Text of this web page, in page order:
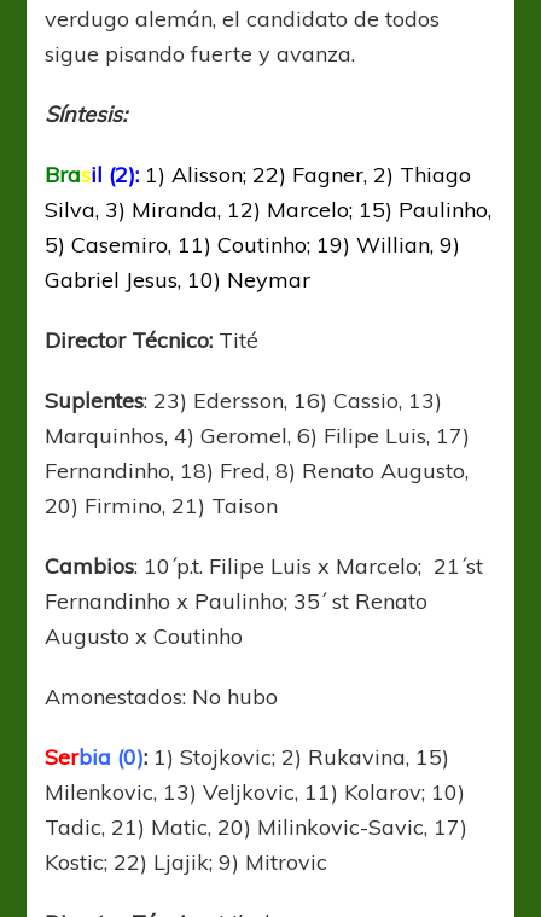
verdugo alemán, el candidato de todos
sigue pisando fuerte y avanza.
Síntesis:
Brasil (2): 1) Alisson; 22) Fagner, 2) Thiago
Silva, 3) Miranda, 12) Marcelo; 15) Paulinho,
5) Casemiro, 11) Coutinho; 19) Willian, 9)
Gabriel Jesus, 10) Neymar
Director Técnico: Tité
Suplentes: 23) Edersson, 16) Cassio, 13)
Marquinhos, 4) Geromel, 6) Filipe Luis, 17)
Fernandinho, 18) Fred, 8) Renato Augusto,
20) Firmino, 21) Taison
Cambios: 10´p.t. Filipe Luis x Marcelo; 21´st
Fernandinho x Paulinho; 35´ st Renato
Augusto x Coutinho
Amonestados: No hubo
Serbia (0): 1) Stojkovic; 2) Rukavina, 15)
Milenkovic, 13) Veljkovic, 11) Kolarov; 10)
Tadic, 21) Matic, 20) Milinkovic-Savic, 17)
Kostic; 22) Ljajik; 9) Mitrovic